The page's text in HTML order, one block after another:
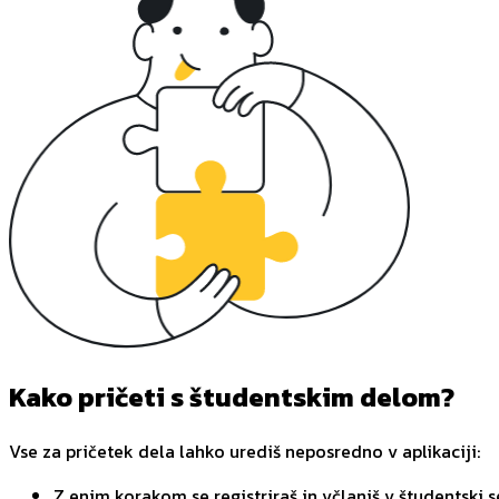
Kako pričeti s študentskim delom?
Vse za pričetek dela lahko urediš neposredno v aplikaciji: